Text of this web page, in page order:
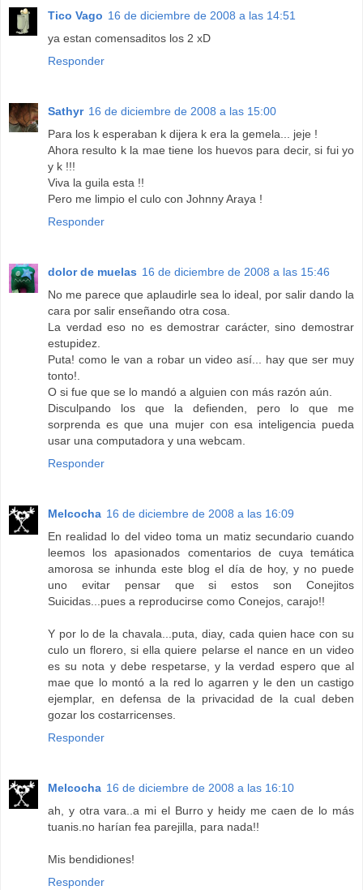
Tico Vago 16 de diciembre de 2008 a las 14:51
ya estan comensaditos los 2 xD
Responder
Sathyr 16 de diciembre de 2008 a las 15:00
Para los k esperaban k dijera k era la gemela... jeje !
Ahora resulto k la mae tiene los huevos para decir, si fui yo
y k !!!
Viva la guila esta !!
Pero me limpio el culo con Johnny Araya !
Responder
dolor de muelas 16 de diciembre de 2008 a las 15:46
No me parece que aplaudirle sea lo ideal, por salir dando la
cara por salir enseñando otra cosa.
La verdad eso no es demostrar carácter, sino demostrar
estupidez.
Puta! como le van a robar un video así... hay que ser muy
tonto!.
O si fue que se lo mandó a alguien con más razón aún.
Disculpando los que la defienden, pero lo que me
sorprenda es que una mujer con esa inteligencia pueda
usar una computadora y una webcam.
Responder
Melcocha 16 de diciembre de 2008 a las 16:09
En realidad lo del video toma un matiz secundario cuando
leemos los apasionados comentarios de cuya temática
amorosa se inhunda este blog el día de hoy, y no puede
uno evitar pensar que si estos son Conejitos
Suicidas...pues a reproducirse como Conejos, carajo!!
Y por lo de la chavala...puta, diay, cada quien hace con su
culo un florero, si ella quiere pelarse el nance en un video
es su nota y debe respetarse, y la verdad espero que al
mae que lo montó a la red lo agarren y le den un castigo
ejemplar, en defensa de la privacidad de la cual deben
gozar los costarricenses.
Responder
Melcocha 16 de diciembre de 2008 a las 16:10
ah, y otra vara..a mi el Burro y heidy me caen de lo más
tuanis.no harían fea parejilla, para nada!!
Mis bendidiones!
Responder